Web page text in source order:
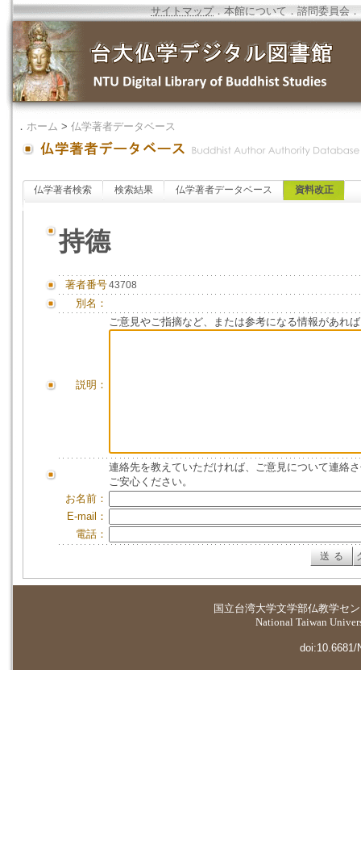
サイトマップ．本館について ．諮問委員会 ．
． ホーム > 仏学著者データベース
仏学著者検索 検索結果 仏学著者データベース 資料改正
持德
著者番号43708
別名：
説明：
ご意見やご指摘など、または参考になる情報があれ
連絡先を教えていただければ、ご意見について連絡
ご安心ください。
お名前：
E-mail：
電話：
国立台湾大学文学部仏教学セ
National Taiwan
doi:10.6681/